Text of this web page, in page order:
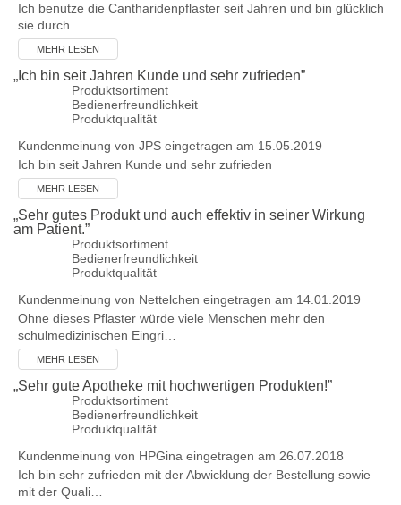
Ich benutze die Cantharidenpflaster seit Jahren und bin glücklich
sie durch …
MEHR LESEN
„ Ich bin seit Jahren Kunde und sehr zufrieden”
Produktsortiment
Bedienerfreundlichkeit
Produktqualität
Kundenmeinung von JPS eingetragen am 15.05.2019
Ich bin seit Jahren Kunde und sehr zufrieden
MEHR LESEN
„Sehr gutes Produkt und auch effektiv in seiner Wirkung
am Patient.”
Produktsortiment
Bedienerfreundlichkeit
Produktqualität
Kundenmeinung von Nettelchen eingetragen am 14.01.2019
Ohne dieses Pflaster würde viele Menschen mehr den
schulmedizinischen Eingri…
MEHR LESEN
„Sehr gute Apotheke mit hochwertigen Produkten!”
Produktsortiment
Bedienerfreundlichkeit
Produktqualität
Kundenmeinung von HPGina eingetragen am 26.07.2018
Ich bin sehr zufrieden mit der Abwicklung der Bestellung sowie
mit der Quali…